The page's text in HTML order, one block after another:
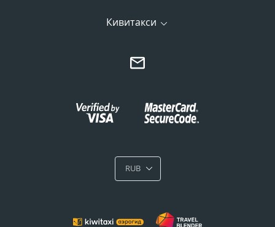
Кивитакси
RUB